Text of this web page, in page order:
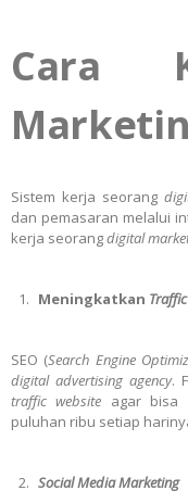
Cara
Sistem kerja seorang
dan pemasaran melalui
kerja seorangdigital
Meningkatkan
SEO (Search Engine
digital advertising agency.
traffic website agar bisa
puluhan ribu setiap
Social Media Marketing